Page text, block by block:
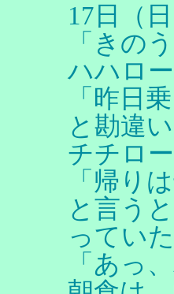
17日（
「きの
ハハロー
「昨日
と勘違
チチロー
「帰り
と言う
ってい
「あっ